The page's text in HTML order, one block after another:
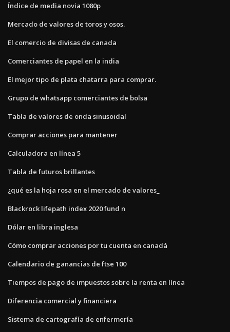
Índice de media novia 1080p
Mercado de valores de toros y osos.
El comercio de divisas de canada
Comerciantes de papel en la india
El mejor tipo de plata chatarra para comprar.
Grupo de whatsapp comerciantes de bolsa
Tabla de valores de onda sinusoidal
Comprar acciones para mantener
Calculadora en línea 5
Tabla de futuros brillantes
¿qué es la hoja rosa en el mercado de valores_
Blackrock lifepath index 2020 fund n
Dólar en libra inglesa
Cómo comprar acciones por tu cuenta en canadá
Calendario de ganancias de ftse 100
Tiempos de pago de impuestos sobre la renta en línea
Diferencia comercial y financiera
Sistema de cartografía de enfermería